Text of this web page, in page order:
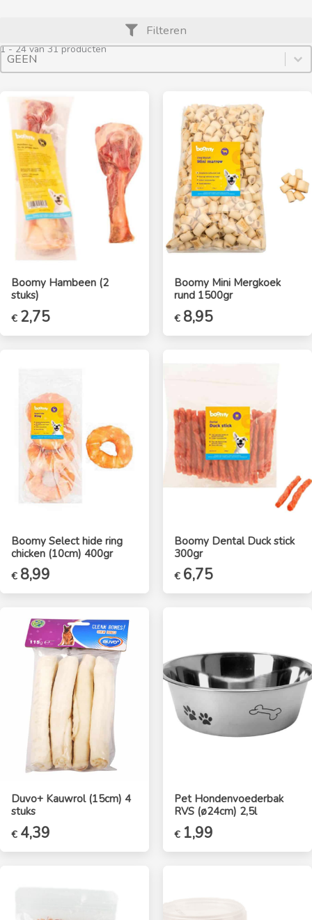
Filteren
1 - 24 van 31 producten
Product Archive Sort By
Sort content
Sort content
Boomy Hambeen (2
stuks)
€ 2,75
Boomy Mini Mergkoek
rund 1500gr
€ 8,95
Boomy Select hide ring
chicken (10cm) 400gr
Oorspronkelijke
€11,95.
€ 8,99
€8,99.
Boomy Dental Duck stick
300gr
€ 6,75
Duvo+ Kauwrol (15cm) 4
stuks
€ 4,39
Pet Hondenvoederbak
RVS (ø24cm) 2,5l
€ 1,99